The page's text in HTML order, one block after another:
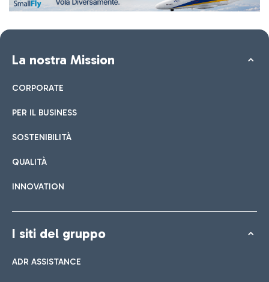
La nostra Mission
CORPORATE
PER IL BUSINESS
SOSTENIBILITÀ
QUALITÀ
INNOVATION
I siti del gruppo
ADR ASSISTANCE